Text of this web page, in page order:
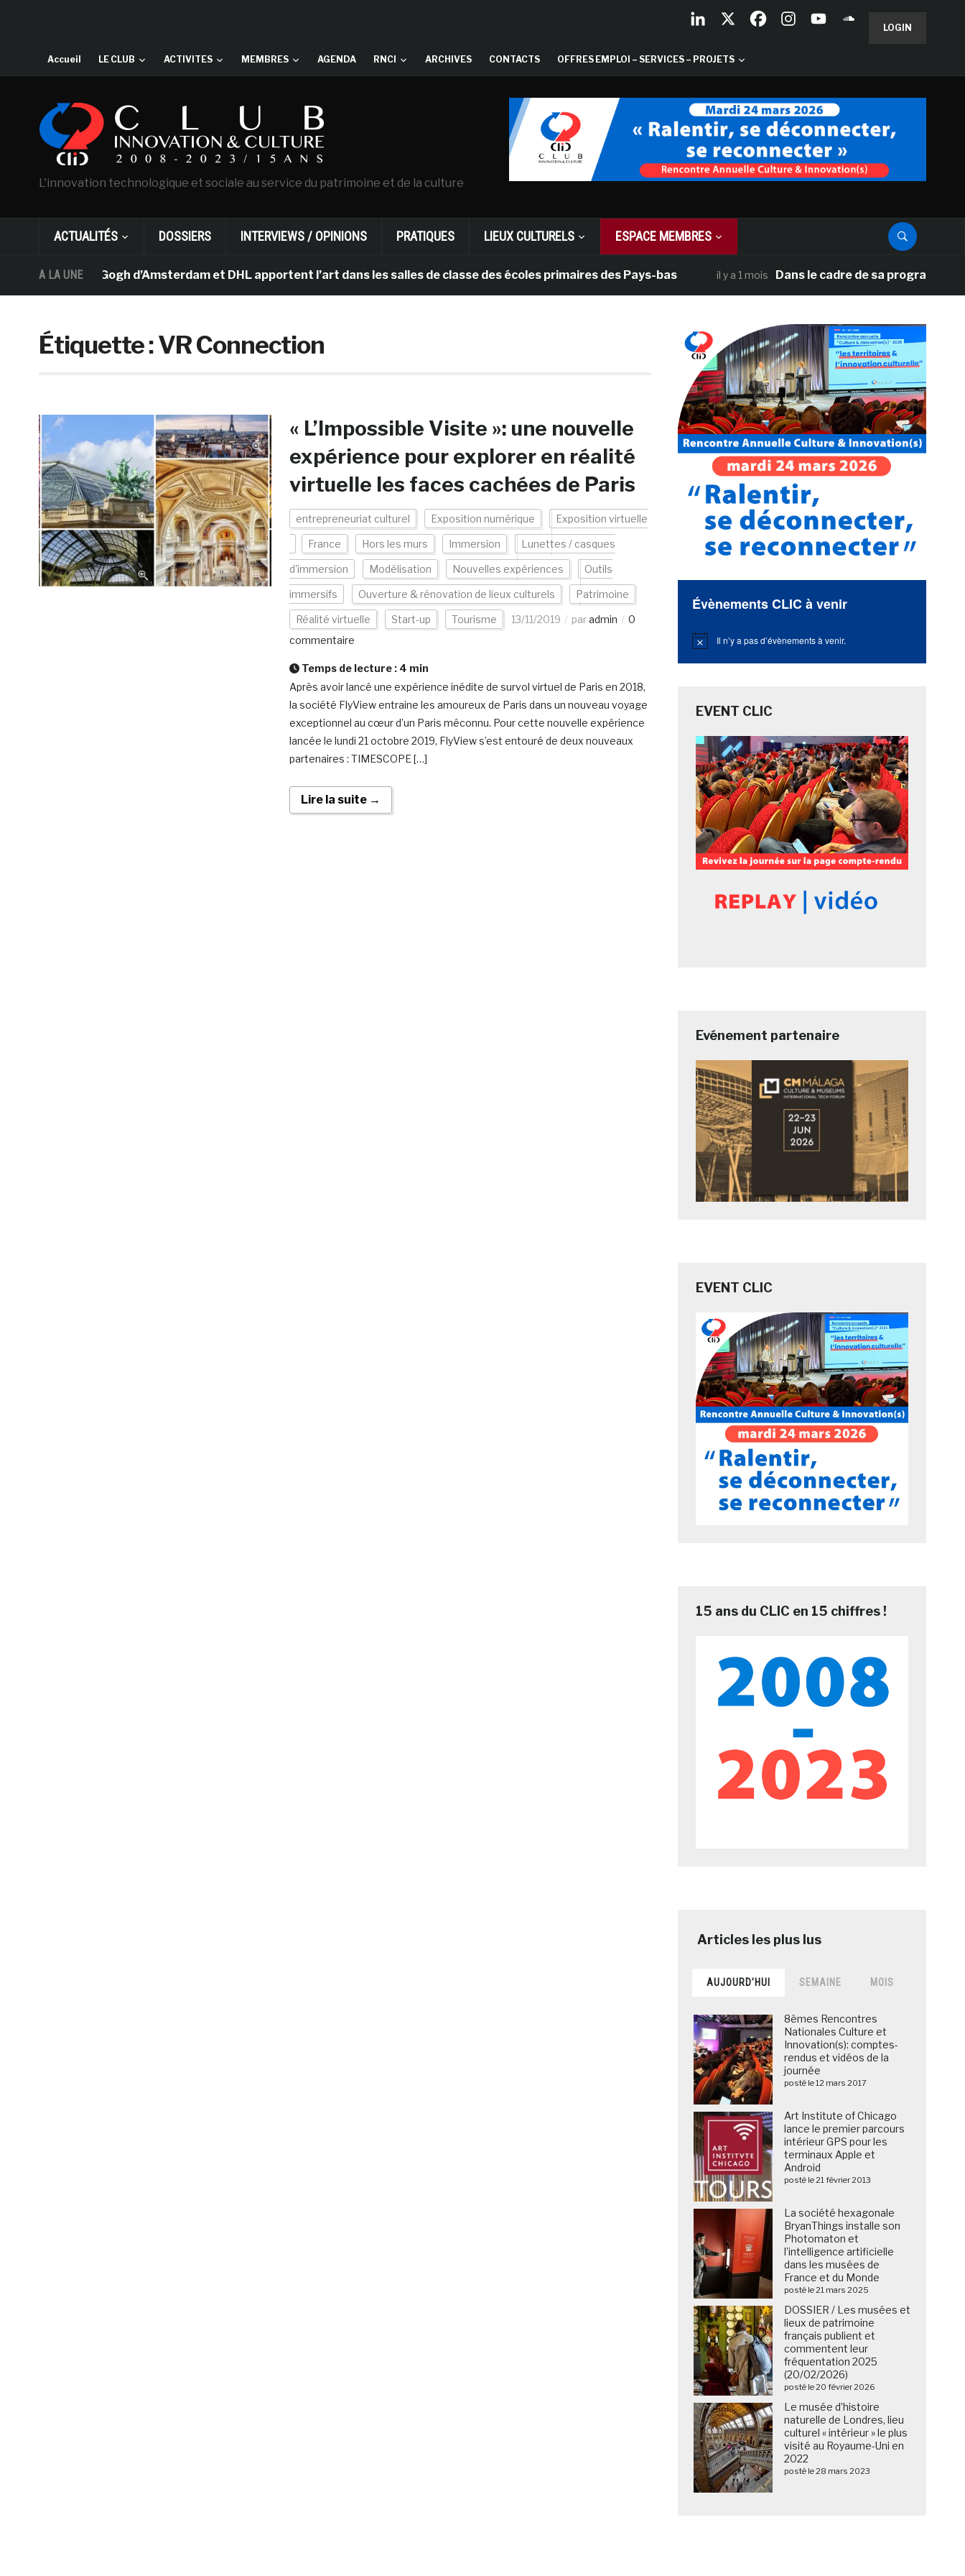
LOGIN
Accueil LE CLUB ACTIVITES MEMBRES AGENDA RNCI ARCHIVES CONTACTS OFFRES EMPLOI – SERVICES – PROJETS
L'innovation technologique et sociale au service du patrimoine et de la culture
ACTUALITÉS DOSSIERS INTERVIEWS / OPINIONS PRATIQUES LIEUX CULTURELS ESPACE MEMBRES
A LA UNE
Van Gogh d’Amsterdam et DHL apportent l’art dans les salles de classe des écoles primaires des Pays-bas il y a 1 mois Dans le cadre de sa programmation
Étiquette :VR Connection
« L’Impossible Visite »: une nouvelle
expérience pour explorer en réalité
virtuelle les faces cachées de Paris
entrepreneuriat culturel Exposition numérique Exposition virtuelle
France Hors les murs Immersion Lunettes / casques
d'immersion Modélisation Nouvelles expériences Outils
immersifs Ouverture & rénovation de lieux culturels Patrimoine
Réalité virtuelle Start-up Tourisme 13/11/2019 paradmin
0
commentaire
Temps de lecture : 4 min
Après avoir lancé une expérience inédite de survol virtuel de Paris en 2018,
la société FlyView entraine les amoureux de Paris dans un nouveau voyage
exceptionnel au cœur d’un Paris méconnu. Pour cette nouvelle expérience
lancée le lundi 21 octobre 2019, FlyView s’est entouré de deux nouveaux
partenaires : TIMESCOPE […]
Lire la suite →
Évènements CLIC à venir
Notice Il n’y a pas d’évènements à venir.
EVENT CLIC
Evénement partenaire
EVENT CLIC
15 ans du CLIC en 15 chiffres !
AUJOURD’HUI SEMAINE MOIS
8èmes Rencontres
Nationales Culture et
Innovation(s): comptes-
rendus et vidéos de la
journée
posté le 12 mars 2017
Art Institute of Chicago
lance le premier parcours
intérieur GPS pour les
terminaux Apple et
Android
posté le 21 février 2013
La société hexagonale
BryanThings installe son
Photomaton et
l’intelligence artificielle
dans les musées de
France et du Monde
posté le 21 mars 2025
DOSSIER / Les musées et
lieux de patrimoine
français publient et
commentent leur
fréquentation 2025
(20/02/2026)
posté le 20 février 2026
Le musée d’histoire
naturelle de Londres, lieu
culturel « intérieur » le plus
visité au Royaume-Uni en
2022
posté le 28 mars 2023